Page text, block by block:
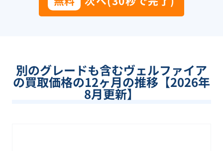
別のグレードも含むヴェルファイア
の買取価格の12ヶ月の推移【2026年
8月更新】